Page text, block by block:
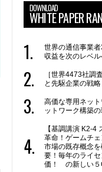
DOWNLOAD
WHITE PAPER
世界の通信事業
収益を次のレベ
［世界4473社調
と先駆企業の戦略
高価な専用ネッ
ットワーク構築
【基調講演 K2-4
革命！ゲームチ
市場の既存概念
要！毎年のライ
価！ の新しい５